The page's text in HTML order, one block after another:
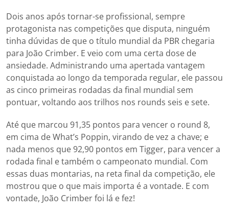
Dois anos após tornar-se profissional, sempre
protagonista nas competições que disputa, ninguém
tinha dúvidas de que o título mundial da PBR chegaria
para João Crimber. E veio com uma certa dose de
ansiedade. Administrando uma apertada vantagem
conquistada ao longo da temporada regular, ele passou
as cinco primeiras rodadas da final mundial sem
pontuar, voltando aos trilhos nos rounds seis e sete.
Até que marcou 91,35 pontos para vencer o round 8,
em cima de What’s Poppin, virando de vez a chave; e
nada menos que 92,90 pontos em Tigger, para vencer a
rodada final e também o campeonato mundial. Com
essas duas montarias, na reta final da competição, ele
mostrou que o que mais importa é a vontade. E com
vontade, João Crimber foi lá e fez!